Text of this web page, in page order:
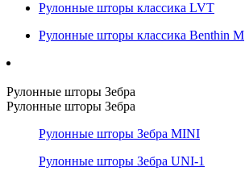
Рулонные шторы классика LVT
Рулонные шторы классика Benthin M
Рулонные шторы Зебра
Рулонные шторы Зебра
Рулонные шторы Зебра MINI
Рулонные шторы Зебра UNI-1